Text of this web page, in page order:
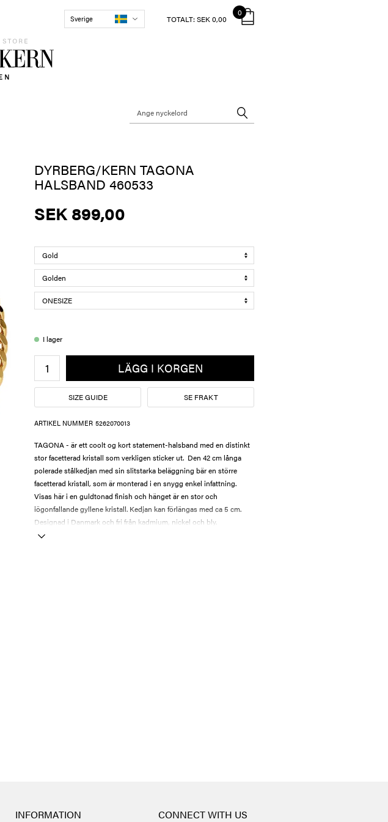
Sverige
0
TOTALT: SEK 0,00
DYRBERG/KERN TAGONA
HALSBAND 460533
SEK 899,00
I lager
LÄGG I KORGEN
SIZE GUIDE SE FRAKT
ARTIKEL NUMMER 5262070013
TAGONA - är ett coolt og kort statement-halsband med en distinkt
stor facetterad kristall som verkligen sticker ut. Den 42 cm långa
polerade stålkedjan med sin slitstarka beläggning bär en större
facetterad kristall, som är monterad i en snygg enkel infattning.
Visas här i en guldtonad finish och hänget är en stor och
iögonfallande gyllene kristall. Kedjan kan förlängas med ca 5 cm.
Designad i Danmark och fri från kadmium, nickel och bly.
INFORMATION CONNECT WITH US